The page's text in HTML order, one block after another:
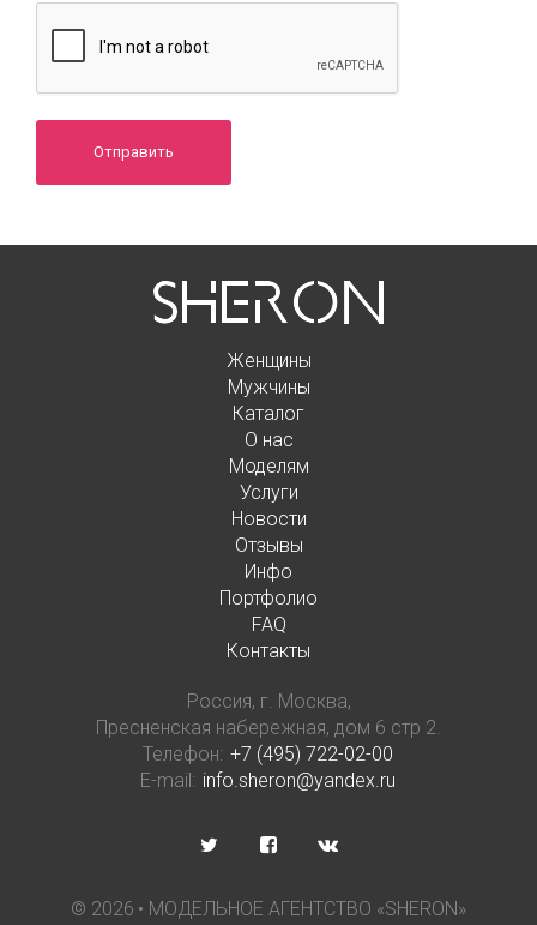
Отправить
Женщины
Мужчины
Каталог
О нас
Моделям
Услуги
Новости
Отзывы
Инфо
Портфолио
FAQ
Контакты
Россия, г. Москва,
Пресненская набережная, дом 6 стр 2.
Телефон: +7 (495) 722-02-00
E-mail: info.sheron@yandex.ru
© 2026 • МОДЕЛЬНОЕ АГЕНТСТВО «SHERON»